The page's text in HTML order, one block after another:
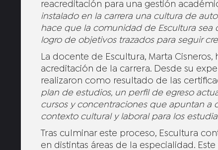
reacreditación para una gestión
instalado en la carrera una cultura de
hace que la comunidad de Escultura
logro de objetivos trazados para seguir
La docente de Escultura, Marta
acreditación de la carrera. Desde su
realizaron como resultado de las
plan de estudios, un perfil de egreso
cursos y concentraciones que apuntan a
contexto cultural y laboral para los
Tras culminar este proceso, Escultura
en distintas áreas de la especialidad.